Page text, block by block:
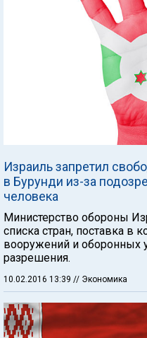
Израиль запретил
в Бурунди из-за
человека
Министерство обороны
списка стран, поставка в
вооружений и оборонных
разрешения.
10.02.2016 13:39 // Экономика